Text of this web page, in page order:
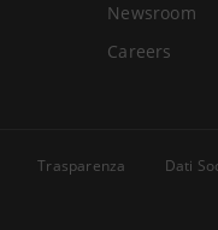
Newsroom
Careers
Trasparenza Dati